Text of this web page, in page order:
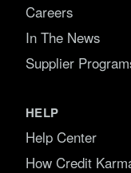
Careers
In The News
Supplier
HELP
Help Center
How Credit